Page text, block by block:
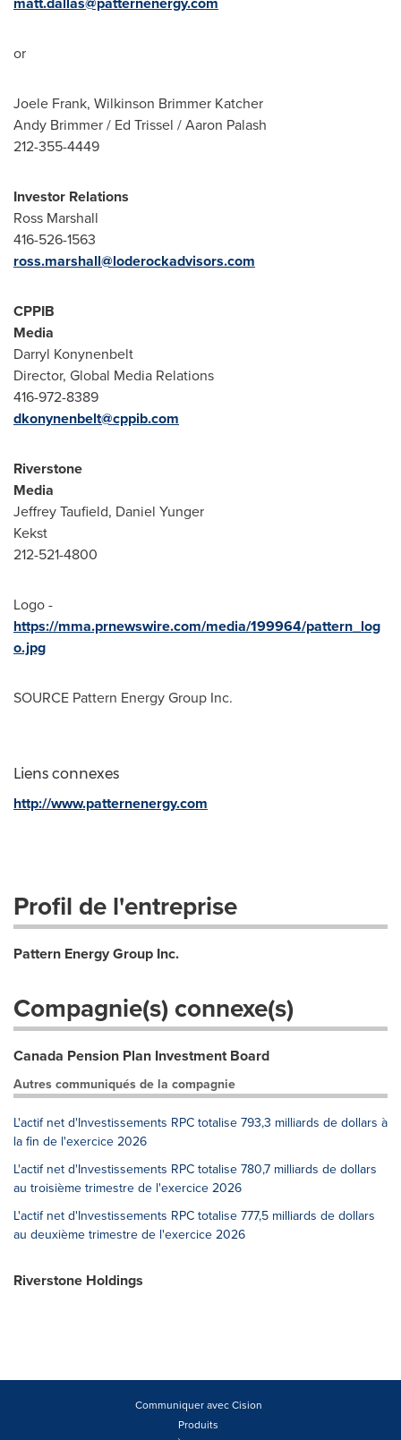
or
Joele Frank, Wilkinson Brimmer Katcher
Andy Brimmer/ Ed Trissel /Aaron Palash
212-355-4449
Investor Relations
Ross Marshall
416-526-1563
ross.marshall@loderockadvisors.com
CPPIB
Media
Darryl Konynenbelt
Director, Global Media Relations
416-972-8389
dkonynenbelt@cppib.com
Riverstone
Media
Jeffrey Taufield, Daniel Yunger
Kekst
212-521-4800
Logo -
https://mma.prnewswire.com/media/199964/pattern_log
o.jpg
SOURCE Pattern Energy Group Inc.
Liens connexes
http://www.patternenergy.com
Profil de l'entreprise
Pattern Energy Group Inc.
Compagnie(s) connexe(s)
Canada Pension Plan Investment Board
Autres communiqués de la compagnie
L'actif net d'Investissements RPC totalise 793,3 milliards de dollars à
la fin de l'exercice 2026
L'actif net d'Investissements RPC totalise 780,7 milliards de dollars
au troisième trimestre de l'exercice 2026
L'actif net d'Investissements RPC totalise 777,5 milliards de dollars
au deuxième trimestre de l'exercice 2026
Riverstone Holdings
Communiquer avec Cision
Produits